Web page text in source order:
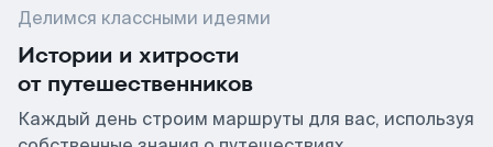
Делимся классными идеями
Истории и хитрости
от путешественников
Каждый день строим маршруты для вас, используя